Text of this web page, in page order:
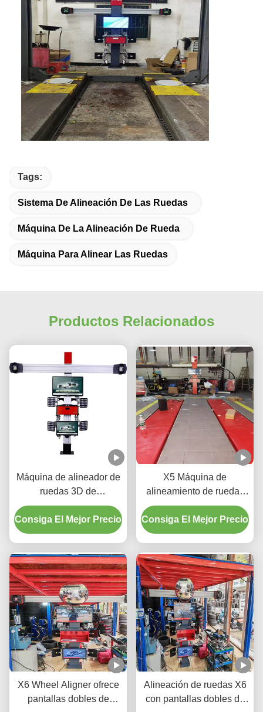
Tags:
Sistema De Alineación De Las Ruedas
Máquina De La Alineación De Rueda
Máquina Para Alinear Las Ruedas
Productos Relacionados
Máquina de alineador de
ruedas 3D de
automóviles para taller de
automóviles
Consiga El Mejor Precio
X5 Máquina de
alineamiento de ruedas
3D para ajuste de
neumáticos de precisión
Consiga El Mejor Precio
X6 Wheel Aligner ofrece
pantallas dobles de
Alineación de ruedas X6
con pantallas dobles de